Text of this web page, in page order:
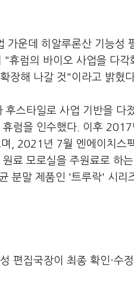
운데 히알루론산 기능성
휴럼의 바이오 사업을 다각
장해 나갈 것"이라고 밝혔다
스타일로 사업 기반을 다
럼을 인수했다. 이후
, 2021년 7월 엔에이치스
료 모로실을 주원료로 하
분말 제품인 '트루락' 시리
편집국장이 최종 확인·수